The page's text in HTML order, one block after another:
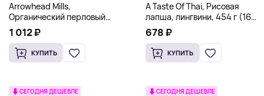
Arrowhead Mills,
Органический перловый
ячмень, 793 г (1 фунт)
1 012 ₽
КУПИТЬ
A Taste Of Thai, Рисовая
лапша, лингвини, 454 г (16
унций)
678 ₽
КУПИТЬ
СЕГОДНЯ ДЕШЕВЛЕ СЕГОДНЯ ДЕШЕВЛЕ